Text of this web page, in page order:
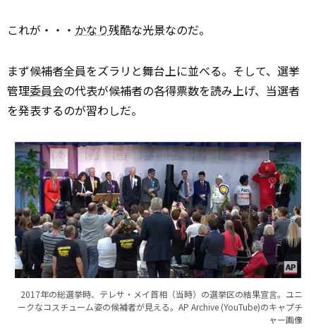
これが・・・ かなり残酷な光景なのだ。
まず候補者全員をズラリと舞台上に並べる。そして、選挙
管理委員会の代表が候補者の各得票数を読み上げ、当選者
を発表するのが習わしだ。
2017年の総選挙時、テレサ・メイ首相（当時）の選挙区の結果宣言。ユニ
ークなコスチューム姿の候補者が見える。AP Archive (YouTube)のキャプチ
ャー画像